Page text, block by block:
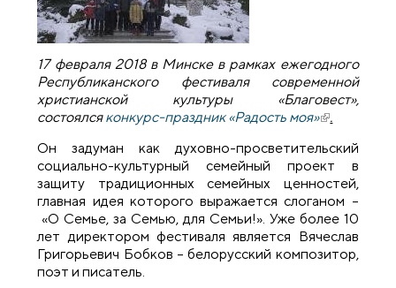
17 февраля 2018 в Минске в рамках ежегодного
Республиканского фестиваля современной
христианской культуры «Благовест»,
состоялсяконкурс-праздник «Радость моя»(внешняя
.
Он задуман как духовно-просветительский
социально-культурный семейный проект в
защиту традиционных семейных ценностей,
главная идея которого выражается слоганом –
«О Семье, за Семью, для Семьи!». Уже более 10
лет директором фестиваля является Вячеслав
Григорьевич Бобков – белорусский композитор,
поэт и писатель.